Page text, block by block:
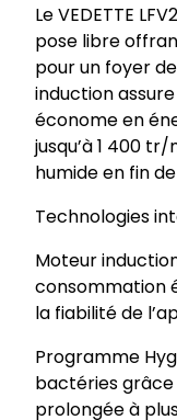
l
i
n
g
e
h
u
b
o
t
8
g
L
Le VEDETTE
pose libre
pour un foyer
induction
économe en
jusqu’à 1 400
humide en fin
Technologies
Moteur
consommation
la fiabilité de
Programme
bactéries grâce
prolongée à